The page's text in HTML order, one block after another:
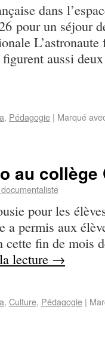
dans
pour un séjour
aussi
, Pédagogie | Marqué
au collège
pour les
a permis aux
cette fin de mois
lecture →
, Culture, Pédagogie |